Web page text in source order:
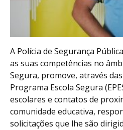
A Polícia de Segurança
as suas competências no
Segura, promove, através
Programa Escola Segura
escolares e contatos de
comunidade educativa,
solicitações que lhe são